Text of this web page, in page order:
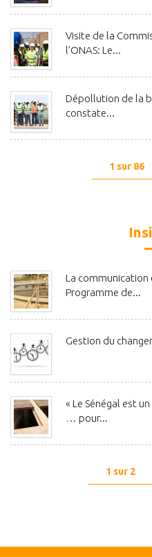
Visite de la
l’ONAS: Le...
Dépollution de la
constate...
1 sur 86
La communication
Programme de...
Gestion du
« Le Sénégal est
… pour...
1 sur 2